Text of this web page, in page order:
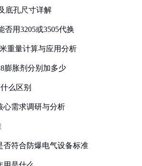
底孔尺寸详解
否用3205或3505代换
重量计算与应用分析
膨胀剂分别加多少
么区别
心需求调研与分析
否符合防爆电气设备标准